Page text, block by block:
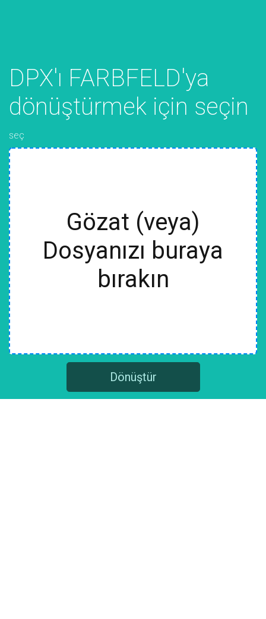
DPX'ı FARBFELD'ya
dönüştürmek için seçin
seç
Gözat (veya)
Dosyanızı buraya
bırakın
Dönüştür